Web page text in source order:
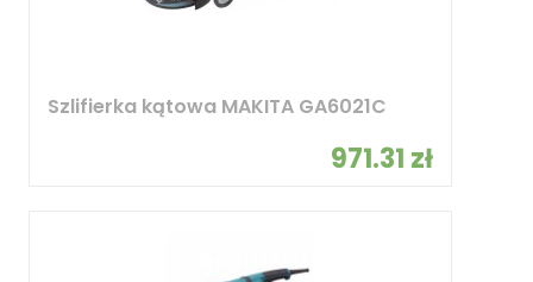
Szlifierka kątowa MAKITA GA6021C
971.31 zł